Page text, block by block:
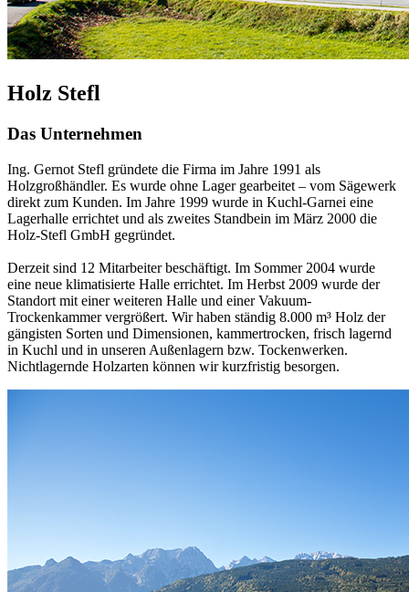
Holz Stefl
Das Unternehmen
Ing. Gernot Stefl gründete die Firma im Jahre 1991 als
Holzgroßhändler. Es wurde ohne Lager gearbeitet – vom Sägewerk
direkt zum Kunden. Im Jahre 1999 wurde in Kuchl-Garnei eine
Lagerhalle errichtet und als zweites Standbein im März 2000 die
Holz-Stefl GmbH gegründet.
Derzeit sind 12 Mitarbeiter beschäftigt. Im Sommer 2004 wurde
eine neue klimatisierte Halle errichtet. Im Herbst 2009 wurde der
Standort mit einer weiteren Halle und einer Vakuum-
Trockenkammer vergrößert. Wir haben ständig 8.000 m³ Holz der
gängisten Sorten und Dimensionen, kammertrocken, frisch lagernd
in Kuchl und in unseren Außenlagern bzw. Tockenwerken.
Nichtlagernde Holzarten können wir kurzfristig besorgen.